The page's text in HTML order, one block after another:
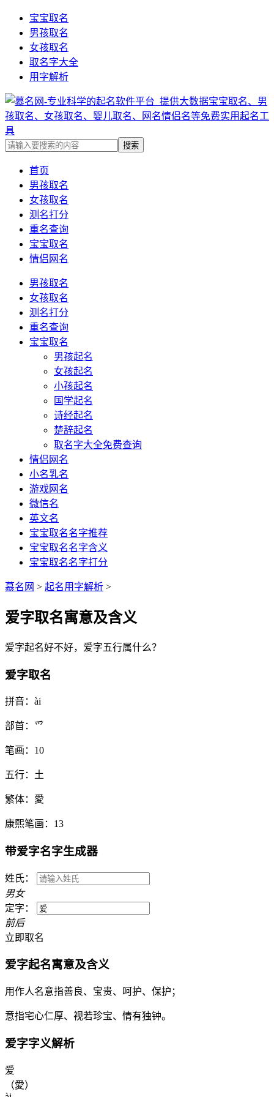
宝宝取名
男孩取名
女孩取名
取名字大全
用字解析
首页
男孩取名
女孩取名
测名打分
重名查询
宝宝取名
情侣网名
男孩取名
女孩取名
测名打分
重名查询
宝宝取名
男孩起名
女孩起名
小孩起名
国学起名
诗经起名
楚辞起名
取名字大全免费查询
情侣网名
小名乳名
游戏网名
微信名
英文名
宝宝取名名字推荐
宝宝取名名字含义
宝宝取名名字打分
慕名网 > 起名用字解析 >
爱字取名寓意及含义
爱字起名好不好， 爱字五行属什么？
爱字取名
拼音： ài
部首： 爫
笔画： 10
五行： 土
繁体： 愛
康熙笔画： 13
带爱字名字生成器
姓氏：
男女
定字：
前后
立即取名
爱字起名寓意及含义
用作人名意指善良、宝贵、呵护、保护；
意指宅心仁厚、视若珍宝、情有独钟。
爱字字义解析
爱
（愛）